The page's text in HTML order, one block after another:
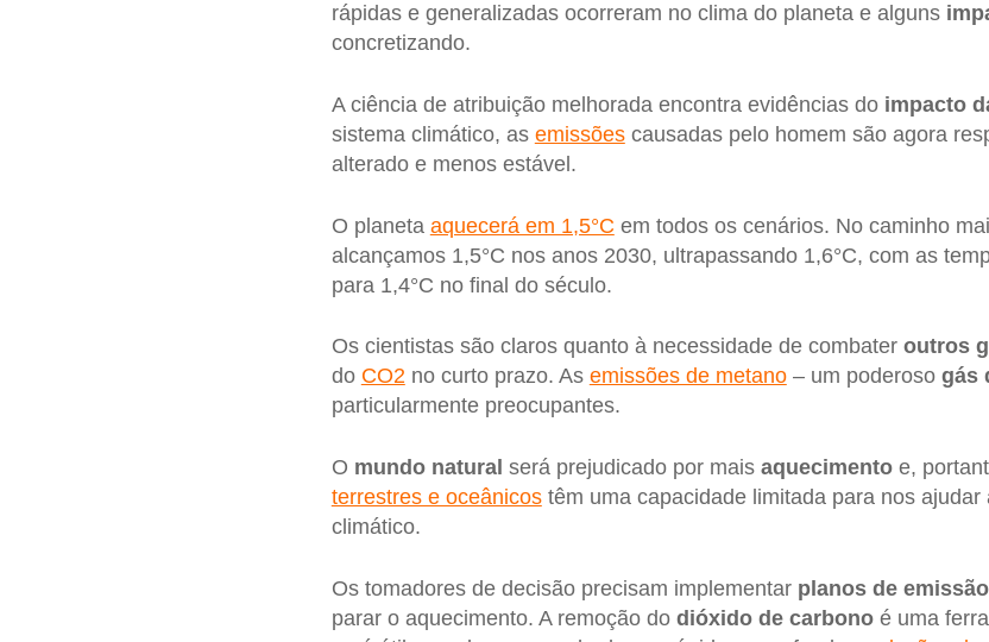
rápidas e generalizadas ocorreram no clima do planeta e alguns
concretizando.
A ciência de atribuição melhorada encontra evidências do impacto
sistema climático, as emissõescausadas pelo homem são agora
alterado e menos estável.
O planeta aquecerá em 1,5°C em todos os cenários. No caminho
alcançamos 1,5°C nos anos 2030, ultrapassando 1,6°C, com as
para 1,4°C no final do século.
Os cientistas são claros quanto à necessidade de combater outros
do CO2no curto prazo. As emissões de metano– um poderoso gás
particularmente preocupantes.
O mundo natural será prejudicado por mais aquecimentoe,
terrestres e oceânicostêm uma capacidade limitada para nos ajudar
climático.
Os tomadores de decisão precisam implementar planos de
parar o aquecimento. A remoção do dióxido de carbonoé uma